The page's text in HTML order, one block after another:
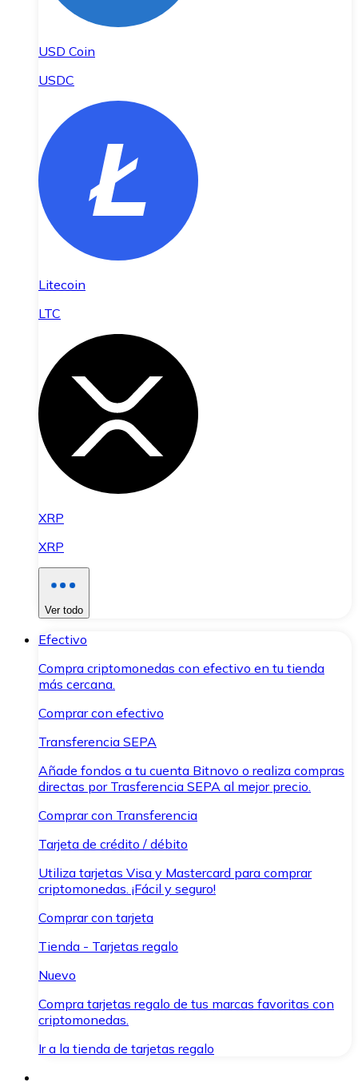
USD Coin
USDC
Litecoin
LTC
XRP
XRP
Ver todo
Efectivo
Compra criptomonedas con efectivo en tu tienda
más cercana.
Comprar con efectivo
Transferencia SEPA
Añade fondos a tu cuenta Bitnovo o realiza compras
directas por Trasferencia SEPA al mejor precio.
Comprar con Transferencia
Tarjeta de crédito / débito
Utiliza tarjetas Visa y Mastercard para comprar
criptomonedas. ¡Fácil y seguro!
Comprar con tarjeta
Tienda - Tarjetas regalo
Nuevo
Compra tarjetas regalo de tus marcas favoritas con
criptomonedas.
Ir a la tienda de tarjetas regalo